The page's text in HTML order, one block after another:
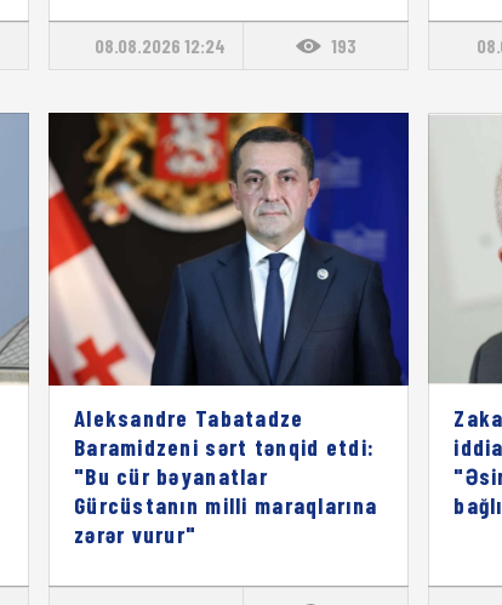
08.08.2026 12:24 193
Aleksandre Tabatadze
Baramidzeni sərt tənqid etdi:
"Bu cür bəyanatlar
Gürcüstanın milli maraqlarına
zərər vurur"